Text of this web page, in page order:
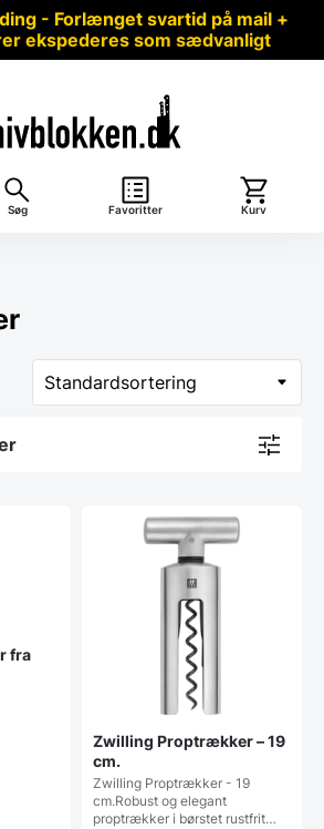
- Forlænget svartid på mail +
ekspederes som sædvanligt
Søg Favoritter Kurv
fra
Zwilling Proptrækker – 19
cm.
Zwilling Proptrækker - 19
cm.Robust og elegant
proptrækker i børstet rustfrit…